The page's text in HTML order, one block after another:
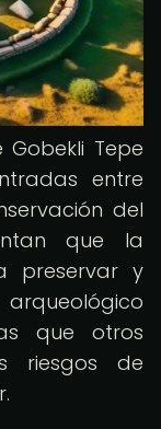
Tepe
entre
del
que la
preservar y
que otros
riesgos de